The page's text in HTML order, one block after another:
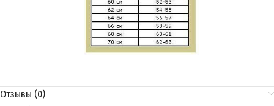
Отзывы (0)